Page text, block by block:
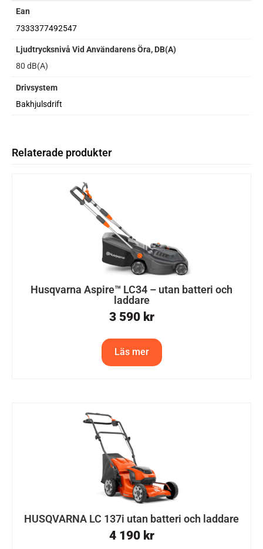
Ean
7333377492547
Ljudtrycksnivå Vid Användarens Öra, DB(A)
80 dB(A)
Drivsystem
Bakhjulsdrift
Relaterade produkter
Husqvarna Aspire™ LC34 – utan batteri och
laddare
3 590 kr
Läs mer
HUSQVARNA LC 137i utan batteri och laddare
4 190 kr